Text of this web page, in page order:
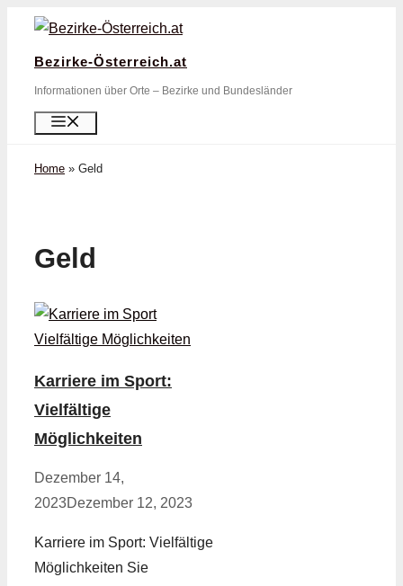
Zum
springen
Bezirke-Österreich.at
Informationen über Orte – Bezirke und Bundesländer
Home » Geld
Geld
Karriere im Sport:
Vielfältige
Möglichkeiten
Dezember 14,
2023Dezember 12, 2023
Karriere im Sport: Vielfältige
Möglichkeiten Sie